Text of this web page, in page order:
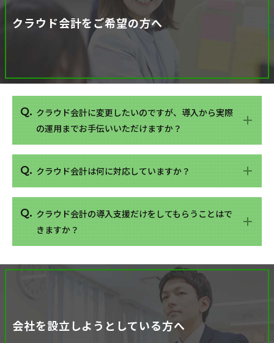
クラウド会計をご希望の方へ
クラウド会計に変更したいのですが、導入から実際
の運用までお手伝いいただけますか？
クラウド会計は何に対応していますか？
クラウド会計の導入支援だけをしてもらうことはで
きますか？
会社を設立しようとしている方へ